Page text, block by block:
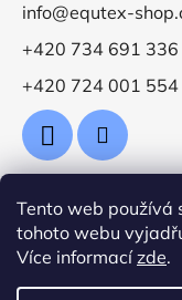
Tento web používá
tohoto webu
Více informacízde.
info@equtex-
+420 734 691 336
+420 724 001 554
Přijímáme